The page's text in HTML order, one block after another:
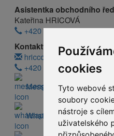
cookies
Tyto webové
soubory
nástroje s
uživatelského
Asistentka obchodního
Kateřina HRICOVÁ
+420 607 021 334
Kontakty:
hriccolor@hriccolor.cz
+420 607 021 443
Messenger
WhatsApp